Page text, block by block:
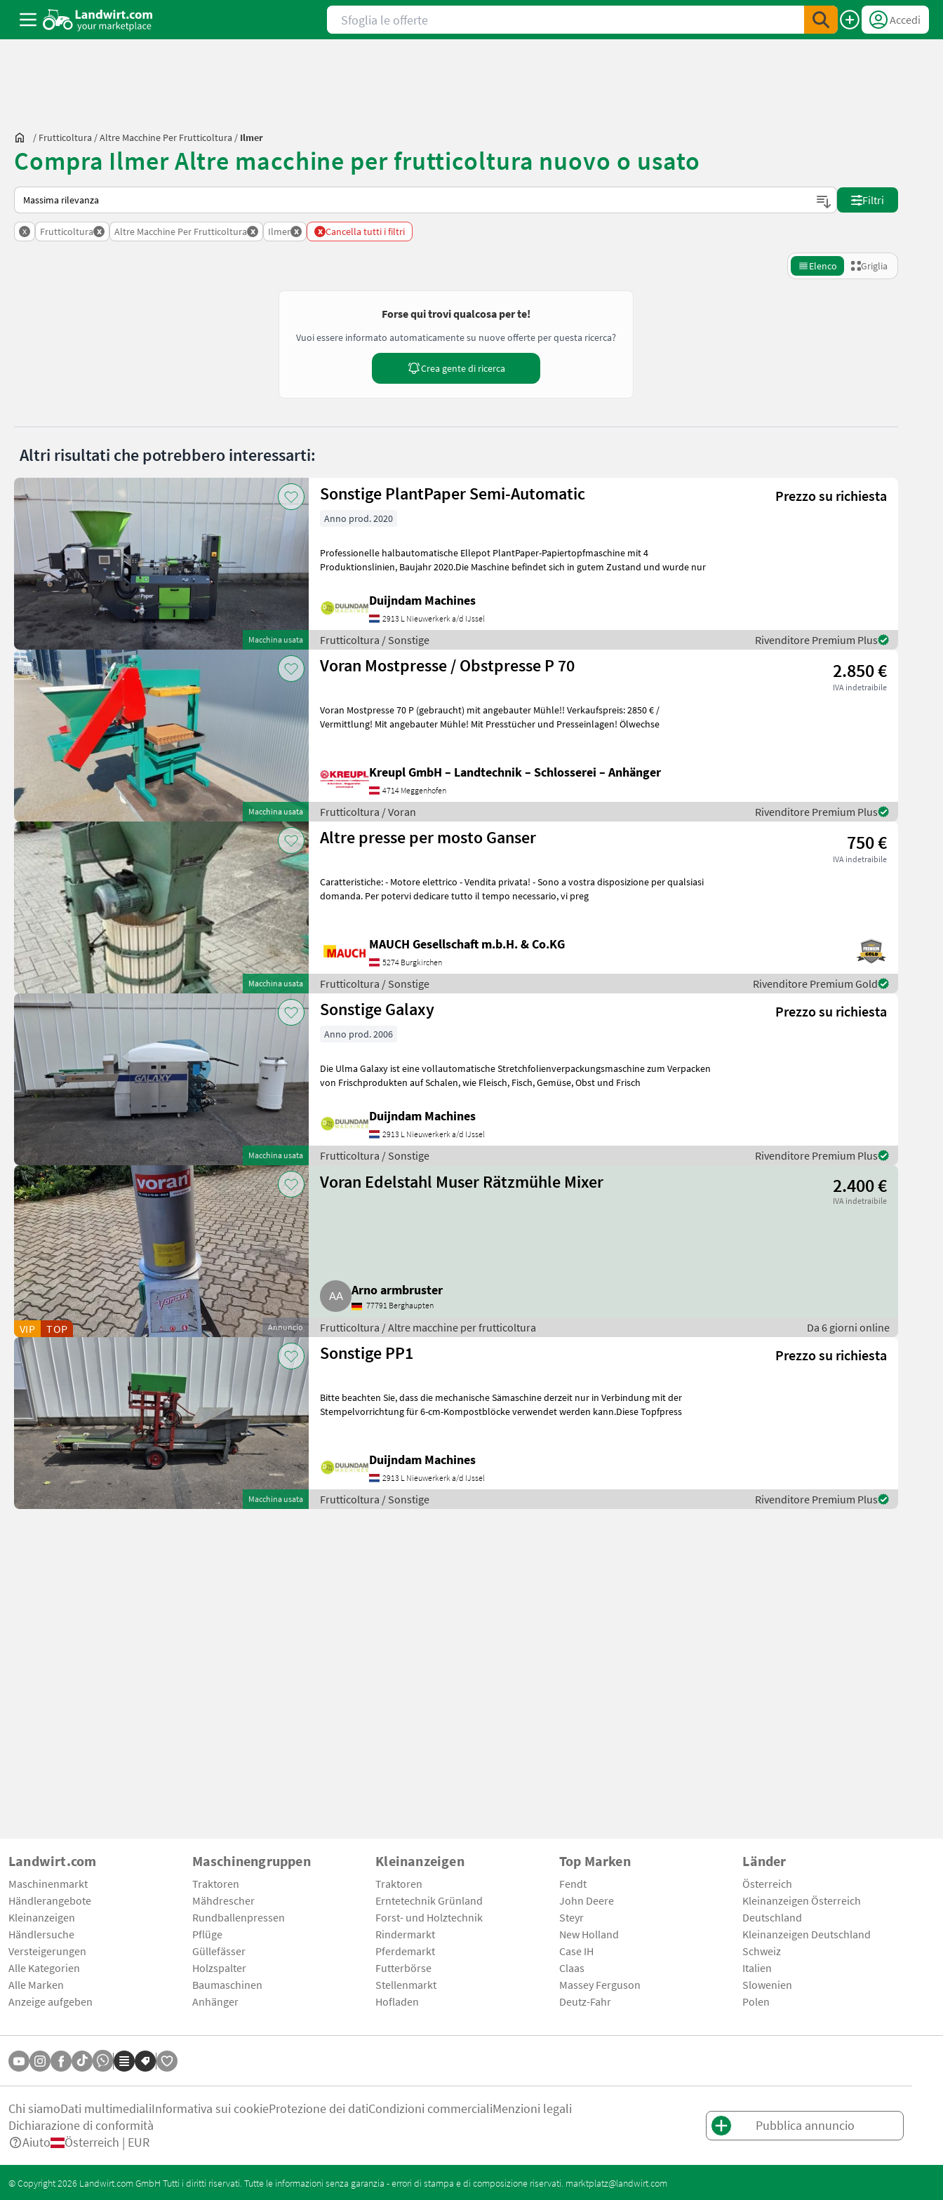
Sfoglia le offerte
Accedi
/ Frutticoltura /Altre Macchine Per Frutticoltura / Ilmer
Compra Ilmer Altre macchine per frutticoltura nuovo o usato
Ecco come viene ordinato su Landwirt.com
Filtri
x Frutticoltura x Altre Macchine Per Frutticoltura x Ilmer x x Cancella tutti i filtri
Elenco Griglia
Forse qui trovi qualcosa per te!
Vuoi essere informato automaticamente su nuove offerte per questa ricerca?
Crea gente di ricerca
Altri risultati che potrebbero interessarti:
Macchina usata
Sonstige PlantPaper Semi-Automatic Prezzo su richiesta
Anno prod. 2020
Professionelle halbautomatische Ellepot PlantPaper-Papiertopfmaschine mit 4
Produktionslinien, Baujahr 2020.Die Maschine befindet sich in gutem Zustand und wurde nur
Duijndam Machines
2913 L Nieuwerkerk a/d IJssel
Frutticoltura / Sonstige Rivenditore Premium Plus
Macchina usata
Voran Mostpresse / Obstpresse P 70 2.850 €
IVA indetraibile
Voran Mostpresse 70 P (gebraucht) mit angebauter Mühle!! Verkaufspreis: 2850 € /
Vermittlung! Mit angebauter Mühle! Mit Presstücher und Presseinlagen! Ölwechse
Kreupl GmbH – Landtechnik – Schlosserei – Anhänger
4714 Meggenhofen
Frutticoltura / Voran Rivenditore Premium Plus
Macchina usata
Altre presse per mosto Ganser 750 €
IVA indetraibile
Caratteristiche: - Motore elettrico - Vendita privata! - Sono a vostra disposizione per qualsiasi
domanda. Per potervi dedicare tutto il tempo necessario, vi preg
MAUCH Gesellschaft m.b.H. & Co.KG
5274 Burgkirchen
Frutticoltura / Sonstige Rivenditore Premium Gold
Macchina usata
Sonstige Galaxy Prezzo su richiesta
Anno prod. 2006
Die Ulma Galaxy ist eine vollautomatische Stretchfolienverpackungsmaschine zum Verpacken
von Frischprodukten auf Schalen, wie Fleisch, Fisch, Gemüse, Obst und Frisch
Duijndam Machines
2913 L Nieuwerkerk a/d IJssel
Frutticoltura / Sonstige Rivenditore Premium Plus
Annuncio
VIP TOP
Voran Edelstahl Muser Rätzmühle Mixer 2.400 €
IVA indetraibile
Arno armbruster
77791 Berghaupten
Frutticoltura / Altre macchine per frutticoltura Da 6 giorni online
Macchina usata
Sonstige PP1 Prezzo su richiesta
Bitte beachten Sie, dass die mechanische Sämaschine derzeit nur in Verbindung mit der
Stempelvorrichtung für 6-cm-Kompostblöcke verwendet werden kann.Diese Topfpress
Duijndam Machines
2913 L Nieuwerkerk a/d IJssel
Frutticoltura / Sonstige Rivenditore Premium Plus
Landwirt.com
Maschinenmarkt
Händlerangebote
Kleinanzeigen
Händlersuche
Versteigerungen
Alle Kategorien
Alle Marken
Anzeige aufgeben
Maschinengruppen
Traktoren
Mähdrescher
Rundballenpressen
Pflüge
Güllefässer
Holzspalter
Baumaschinen
Anhänger
Kleinanzeigen
Traktoren
Erntetechnik Grünland
Forst- und Holztechnik
Rindermarkt
Pferdemarkt
Futterbörse
Stellenmarkt
Hofladen
Top Marken
Fendt
John Deere
Steyr
New Holland
Case IH
Claas
Massey Ferguson
Deutz-Fahr
Länder
Österreich
Kleinanzeigen Österreich
Deutschland
Kleinanzeigen Deutschland
Schweiz
Italien
Slowenien
Polen
Chi siamoDati multimedialiInformativa sui cookieProtezione dei datiCondizioni commercialiMenzioni legali
Dichiarazione di conformità
Aiuto
Österreich | EUR
Pubblica annuncio
© Copyright 2026 Landwirt.com GmbH Tutti i diritti riservati. Tutte le informazioni senza garanzia - errori di stampa e di composizione riservati. marktplatz@landwirt.com